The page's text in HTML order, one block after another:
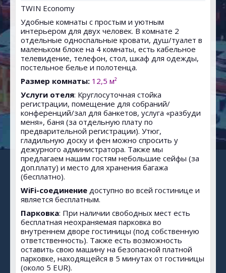
TWIN Economy
Удобные комнаты с простым и уютным
интерьером для двух человек. В комнате 2
отдельные односпальные кровати, душ/туалет в
маленьком блоке на 4 комнаты, есть кабельное
телевидение, телефон, стол, шкаф для одежды,
постельное белье и полотенца.
Размер комнаты: 12,5 м²
Услуги отеля: Круглосуточная стойка
регистрации, помещение для собраний/
конференций/зал для банкетов, услуга «разбуди
меня», баня (за отдельную плату по
предварительной регистрации). Утюг,
гладильную доску и фен можно спросить у
дежурного администратора. Также мы
предлагаем нашим гостям небольшие сейфы (за
доп.плату) и место для хранения багажа
(бесплатно).
WiFi-соединение доступно во всей гостинице и
является бесплатным.
Парковка: При наличии свободных мест есть
бесплатная неохраняемая парковка во
внутреннем дворе гостиницы (под собственную
ответственность). Также есть возможность
оставить свою машину на безопасной платной
парковке, находящейся в 5 минутах от гостиницы
(около 5 EUR).